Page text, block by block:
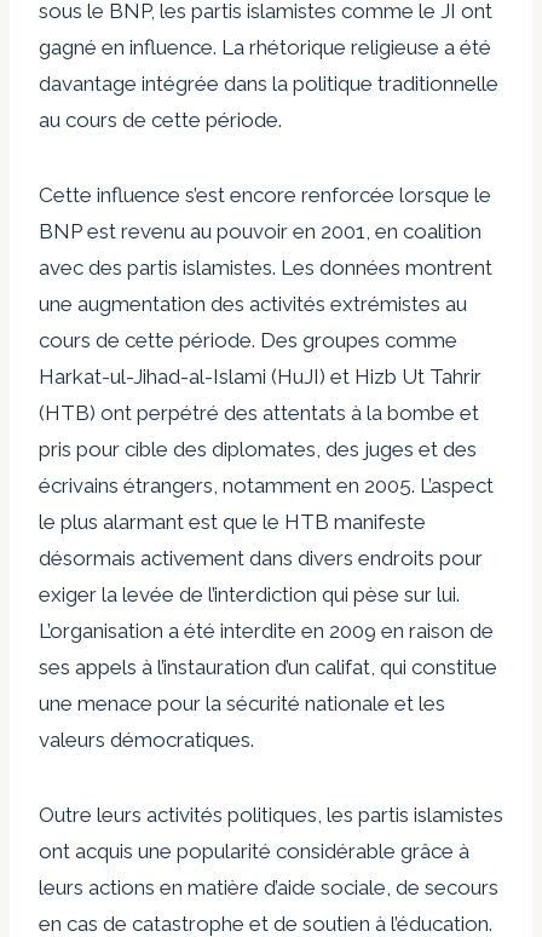
sous le BNP, les partis islamistes comme le JI ont
gagné en influence. La rhétorique religieuse a été
davantage intégrée dans la politique traditionnelle
au cours de cette période.
Cette influence s’est encore renforcée lorsque le
BNP est revenu au pouvoir en 2001, en coalition
avec des partis islamistes. Les données montrent
une augmentation des activités extrémistes au
cours de cette période. Des groupes comme
Harkat-ul-Jihad-al-Islami (HuJI) et Hizb Ut Tahrir
(HTB) ont perpétré des attentats à la bombe et
pris pour cible des diplomates, des juges et des
écrivains étrangers, notamment en 2005. L’aspect
le plus alarmant est que le HTB manifeste
désormais activement dans divers endroits pour
exiger la levée de l’interdiction qui pèse sur lui.
L’organisation a été interdite en 2009 en raison de
ses appels à l’instauration d’un califat, qui constitue
une menace pour la sécurité nationale et les
valeurs démocratiques.
Outre leurs activités politiques, les partis islamistes
ont acquis une popularité considérable grâce à
leurs actions en matière d’aide sociale, de secours
en cas de catastrophe et de soutien à l’éducation.